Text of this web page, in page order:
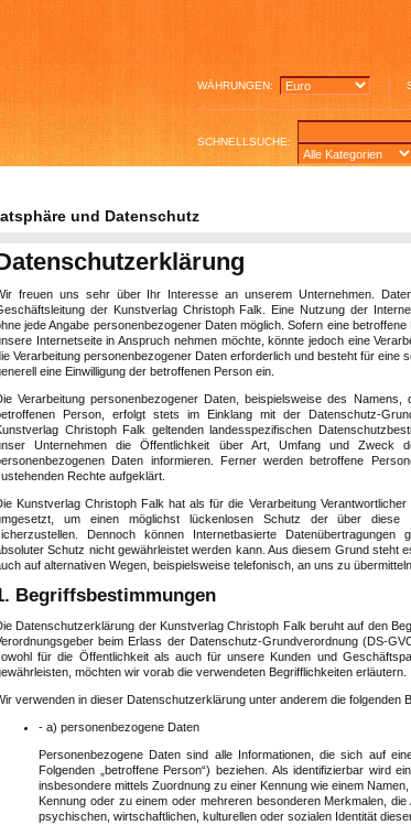
WÄHRUNGEN:
SCHNELLSUCHE:
und Datenschutz
freuen uns sehr über Ihr Interesse an unserem Unternehmen.
der Kunstverlag Christoph Falk. Eine Nutzung der
jede Angabe personenbezogener Daten möglich. Sofern eine
Internetseite in Anspruch nehmen möchte, könnte jedoch eine
Verarbeitung personenbezogener Daten erforderlich und besteht für eine
eine Einwilligung der betroffenen Person ein.
Verarbeitung personenbezogener Daten, beispielsweise des
Person, erfolgt stets im Einklang mit der Datenschutz-
Christoph Falk geltenden landesspezifischen
Unternehmen die Öffentlichkeit über Art, Umfang und Zweck
Daten informieren. Ferner werden betroffene
Rechte aufgeklärt.
Kunstverlag Christoph Falk hat als für die Verarbeitung
um einen möglichst lückenlosen Schutz der über diese
Dennoch können Internetbasierte
Schutz nicht gewährleistet werden kann. Aus diesem Grund steht
auf alternativen Wegen, beispielsweise telefonisch, an uns zu übermitteln.
Begriffsbestimmungen
Datenschutzerklärung der Kunstverlag Christoph Falk beruht auf den
beim Erlass der Datenschutz-Grundverordnung (DS-
für die Öffentlichkeit als auch für unsere Kunden und
möchten wir vorab die verwendeten Begrifflichkeiten erläutern.
verwenden in dieser Datenschutzerklärung unter anderem die folgenden
- a) personenbezogene Daten
Personenbezogene Daten sind alle Informationen, die sich auf
Folgenden „betroffene Person“) beziehen. Als identifizierbar wird
insbesondere mittels Zuordnung zu einer Kennung wie einem
Kennung oder zu einem oder mehreren besonderen Merkmalen,
psychischen, wirtschaftlichen, kulturellen oder sozialen Identität